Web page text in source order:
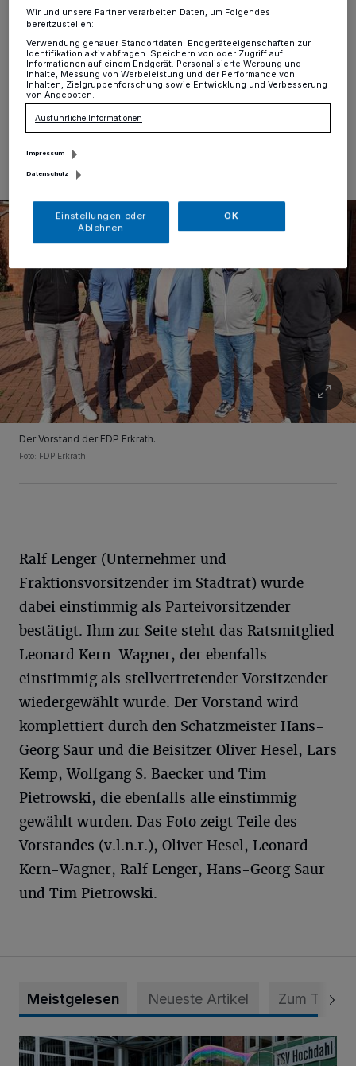
Erkrath·Auf einem ordentlichen Stadtparteitag
wählten die Freien Demokraten in Erkrath jetzt einen
neuen Vorstand und stimmten sich auf den
Landtagswahlkampf ein.
21.04.2022 , 09:17 Uhr Eine Minute Lesezeit
Der Vorstand der FDP Erkrath.
Foto: FDP Erkrath
Ralf Lenger (Unternehmer und
Fraktionsvorsitzender im Stadtrat) wurde
dabei einstimmig als Parteivorsitzender
bestätigt. Ihm zur Seite steht das Ratsmitglied
Leonard Kern-Wagner, der ebenfalls
einstimmig als stellvertretender Vorsitzender
wiedergewählt wurde. Der Vorstand wird
komplettiert durch den Schatzmeister Hans-
Georg Saur und die Beisitzer Oliver Hesel, Lars
Kemp, Wolfgang S. Baecker und Tim
Pietrowski, die ebenfalls alle einstimmig
gewählt wurden. Das Foto zeigt Teile des
Vorstandes (v.l.n.r.), Oliver Hesel, Leonard
Kern-Wagner, Ralf Lenger, Hans-Georg Saur
und Tim Pietrowski.
Meistgelesen Neueste Artikel Zum Thema
Riesenseifenblasen, Kunst, Olympia und ein toller Ausflug
Wir und unsere Partner verarbeiten Daten, um Folgendes
bereitzustellen:
Verwendung genauer Standortdaten. Endgeräteeigenschaften zur
Identifikation aktiv abfragen. Speichern von oder Zugriff auf
Informationen auf einem Endgerät. Personalisierte Werbung und
Inhalte, Messung von Werbeleistung und der Performance von
Inhalten, Zielgruppenforschung sowie Entwicklung und Verbesserung
von Angeboten.
Ausführliche Informationen
Impressum
Datenschutz
Einstellungen oder
Ablehnen
OK